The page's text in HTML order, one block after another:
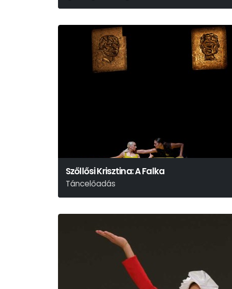
Rusznyák Gábor
Szőllősi Krisztina: A Falka
Táncelőadás